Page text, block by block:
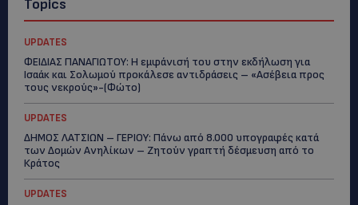
Topics
UPDATES
ΦΕΙΔΙΑΣ ΠΑΝΑΓΙΩΤΟΥ: Η εμφάνισή του στην εκδήλωση για
Ισαάκ και Σολωμού προκάλεσε αντιδράσεις – «Ασέβεια προς
τους νεκρούς»-(Φώτο)
UPDATES
ΔΗΜΟΣ ΛΑΤΣΙΩΝ – ΓΕΡΙΟΥ: Πάνω από 8.000 υπογραφές κατά
των Δομών Ανηλίκων – Ζητούν γραπτή δέσμευση από το
Κράτος
UPDATES